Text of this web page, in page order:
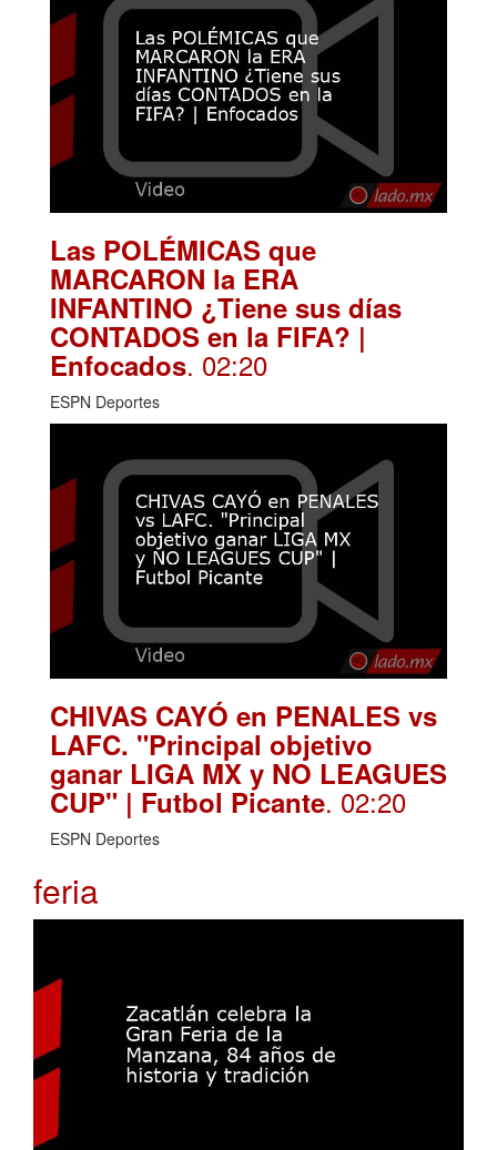
Las POLÉMICAS que
MARCARON la ERA
INFANTINO ¿Tiene sus días
CONTADOS en la FIFA? |
Enfocados. 02:20
ESPN Deportes
CHIVAS CAYÓ en PENALES vs
LAFC. "Principal objetivo
ganar LIGA MX y NO LEAGUES
CUP" | Futbol Picante. 02:20
ESPN Deportes
feria